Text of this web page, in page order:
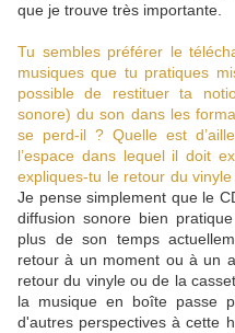
que je trouve très importante.
Tu sembles préférer le
musiques que tu pratiques
possible de restituer ta
sonore) du son dans les
se perd-il ? Quelle est
l’espace dans lequel il doit
expliques-tu le retour du
Je pense simplement que le
diffusion sonore bien
plus de son temps
retour à un moment ou à un
retour du vinyle ou de la
la musique en boîte passe
d'autres perspectives à cette